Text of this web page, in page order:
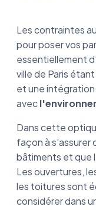
Les contraintes
pour poser vos
essentiellement
ville de Paris
et une intégration
avec
Dans cette
façon à s'assurer
bâtiments et que
Les ouvertures,
les toitures sont
considérer dans